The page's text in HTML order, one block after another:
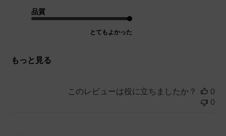
品質
とてもよかった
もっと見る
このレビューは役に立ちましたか？
0
0